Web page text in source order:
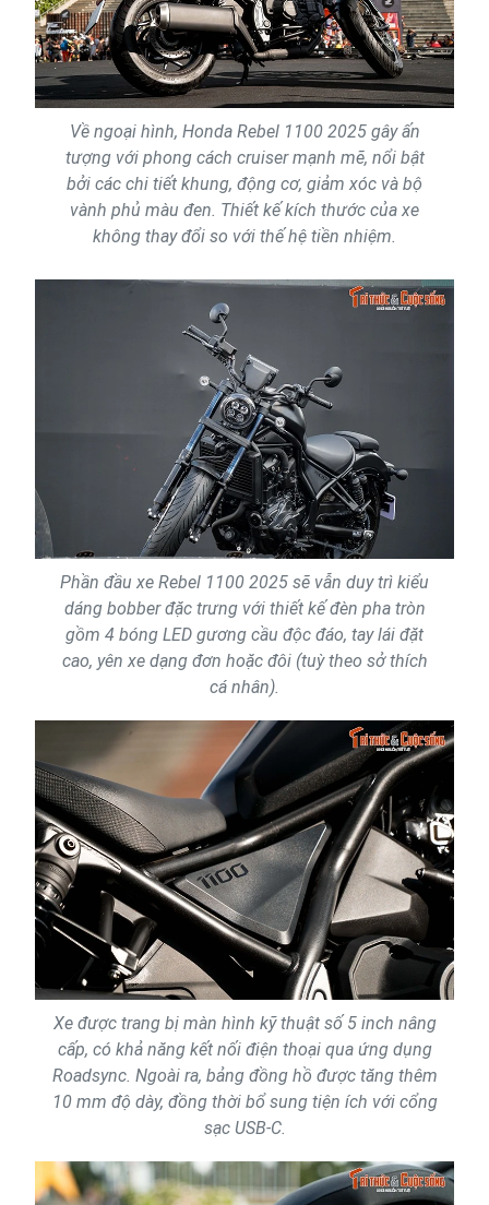
Về ngoại hình, Honda Rebel 1100 2025 gây ấn
tượng với phong cách cruiser mạnh mẽ, nổi bật
bởi các chi tiết khung, động cơ, giảm xóc và bộ
vành phủ màu đen. Thiết kế kích thước của xe
không thay đổi so với thế hệ tiền nhiệm.
Phần đầu xe Rebel 1100 2025 sẽ vẫn duy trì kiểu
dáng bobber đặc trưng với thiết kế đèn pha tròn
gồm 4 bóng LED gương cầu độc đáo, tay lái đặt
cao, yên xe dạng đơn hoặc đôi (tuỳ theo sở thích
cá nhân).
Xe được trang bị màn hình kỹ thuật số 5 inch nâng
cấp, có khả năng kết nối điện thoại qua ứng dụng
Roadsync. Ngoài ra, bảng đồng hồ được tăng thêm
10 mm độ dày, đồng thời bổ sung tiện ích với cổng
sạc USB-C.